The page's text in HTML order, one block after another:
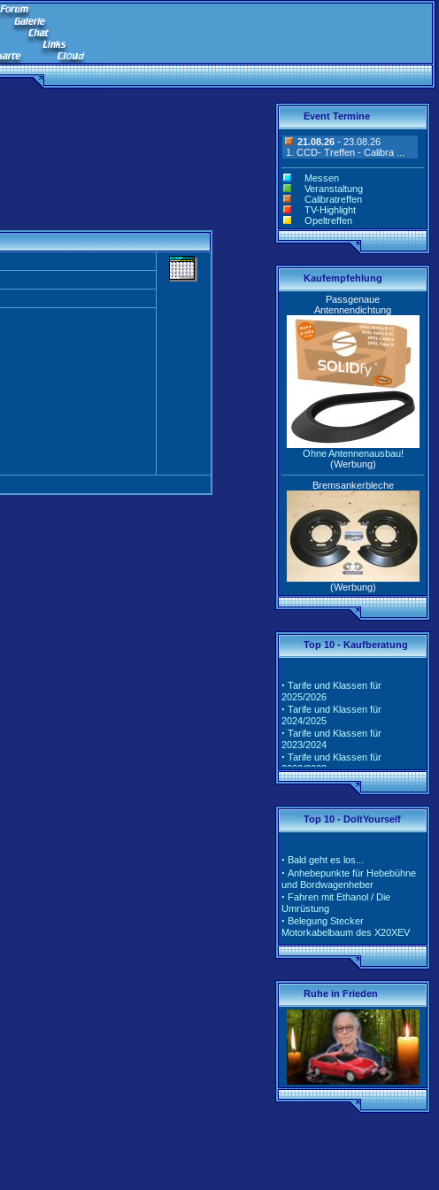
Event Termine
21.08.26 - 23.08.26
1. CCD- Treffen - Calibra ...
Messen
Veranstaltung
Calibratreffen
TV-Highlight
Opeltreffen
Kaufempfehlung
Passgenaue
Antennendichtung
Ohne Antennenausbau!
(Werbung)
Bremsankerbleche
(Werbung)
Top 10 - Kaufberatung
2025/2026
· Tarife und Klassen für
2024/2025
· Tarife und Klassen für
2023/2024
· Tarife und Klassen für
2022/2023
· Tarife und Klassen für
2021/2022
· Tarife und Klassen für
2020/2021
· Tarife und Klassen für
· Tarife und Klassen für
2017/2018
· Unterschiedliche Software der
Motorsteuerung inkl. Teile-Nr.
Top 10 - DoItYourself
Anhebepunkte für Hebebühne
und Bordwagenheber
· Fahren mit Ethanol / Die
Umrüstung
· Belegung Stecker
Motorkabelbaum des X20XEV
· Radlagerwechsel an der
Calibra 4x4 - Hinterachse
· Gerissene Krümmer beim
X20XEV- Ursache und Abhilfe
· Klimaanlage - So wird richtig
befüllt
· Anleitung zum Ausbau der
Pendelstütze (Querlenker/Stabi-
Bereich)
Anleitung zum Umbau des
Lenkrads auf das Corsa-B-
Facelift Modell
Anleitung zur Beleuchtung des
Schiebedachschalters mit LED
Ruhe in Frieden